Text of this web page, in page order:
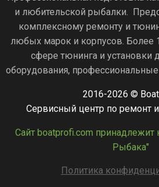
и любительской рыбалки.
комплексному ремонту и
любых марок и корпусов. Более
сфере тюнинга и установки
оборудования, профессиональные
2016-2026 ©
Сервисный центр по ремонт
Сайт boatprofi.com
Рыбака"
Политика